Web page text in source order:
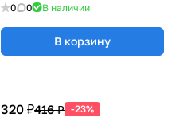
0 0 В наличии
В корзину
320 ₽416 ₽ -23%